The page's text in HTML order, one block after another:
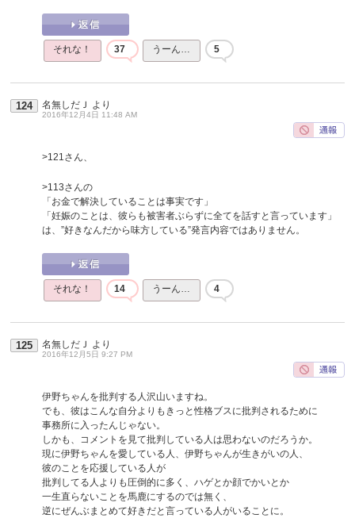
それな！ 37 うーん… 5
124 名無しだＪ より
2016年12月4日 11:48 AM
>121さん、
>113さんの
「お金で解決していることは事実です」
「妊娠のことは、彼らも被害者ぶらずに全てを話すと言っています」
は、”好きなんだから味方している”発言内容ではありません。
それな！ 14 うーん… 4
125 名無しだＪ より
2016年12月5日 9:27 PM
伊野ちゃんを批判する人沢山いますね。
でも、彼はこんな自分よりもきっと性格ブスに批判されるために
事務所に入ったんじゃない。
しかも、コメントを見て批判している人は思わないのだろうか。
現に伊野ちゃんを愛している人、伊野ちゃんが生きがいの人、
彼のことを応援している人が
批判してる人よりも圧倒的に多く、ハゲとか顔でかいとか
一生直らないことを馬鹿にするのでは無く、
逆にぜんぶまとめて好きだと言っている人がいることに。